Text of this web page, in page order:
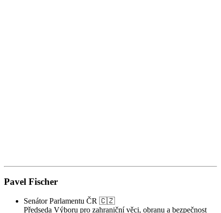
Pavel Fischer
Senátor Parlamentu ČR 🇨🇿
Předseda Výboru pro zahraniční věci, obranu a bezpečnost